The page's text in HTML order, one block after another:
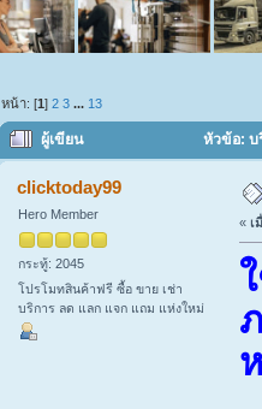
หน้า: [1]2 3 ... 13
ผู้เขียน หัวข้อ: บ
clicktoday99
Hero Member
กระทู้: 2045
โปรโมทสินค้าฟรี ซื้อ ขาย เช่า
บริการ ลด แลก แจก แถม แห่งใหม่
« เ